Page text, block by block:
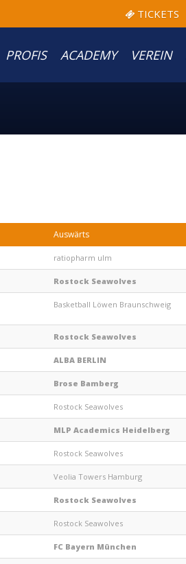
TICKETS
PROFIS ACADEMY VEREIN
Auswärts
ratiopharm ulm
Rostock Seawolves
Basketball Löwen Braunschweig
Rostock Seawolves
ALBA BERLIN
Brose Bamberg
Rostock Seawolves
MLP Academics Heidelberg
Rostock Seawolves
Veolia Towers Hamburg
Rostock Seawolves
Rostock Seawolves
FC Bayern München